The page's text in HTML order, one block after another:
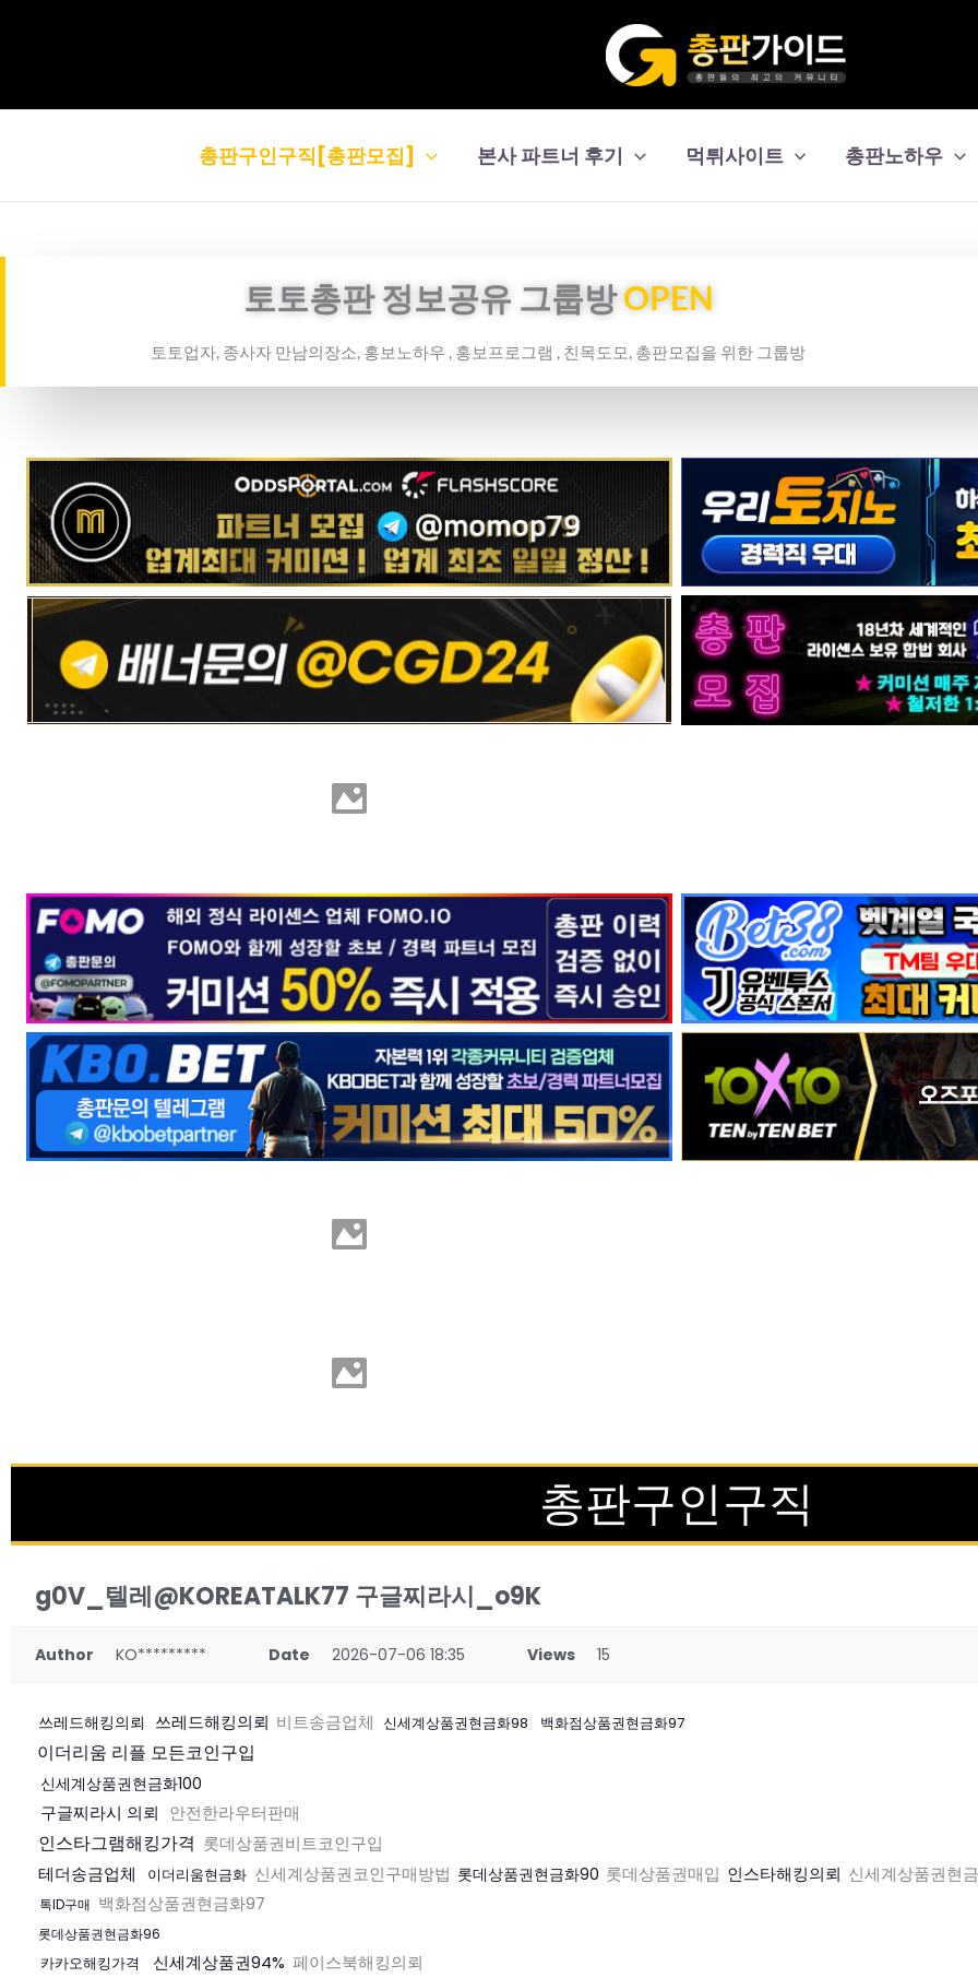
총판구인구직[총판모집] 본사 파트너 후기 먹튀사이트 총판노하우
토토총판 정보공유 그룹방OPEN
토토업자, 종사자 만남의장소, 홍보노하우 , 홍보프로그램 , 친목도모, 총판모집을 위한 그룹방
총판구인구직
g0V_텔레@KOREATALK77 구글찌라시_o9K
Author KO********* Date 2026-07-06 18:35 Views 15
쓰레드해킹의뢰 쓰레드해킹의뢰 비트송금업체 신세계상품권현금화98 백화점상품권현금화97
이더리움 리플 모든코인구입
신세계상품권현금화100
구글찌라시 의뢰 안전한라우터판매
인스타그램해킹가격 롯데상품권비트코인구입
테더송금업체
이더리움현금화 신세계상품권코인구매방법 롯데상품권현금화90 롯데상품권매입 인스타해킹의뢰 신세계상품권현
톡ID구매 백화점상품권현금화97
롯데상품권현금화96
카카오해킹가격 신세계상품권94% 페이스북해킹의뢰